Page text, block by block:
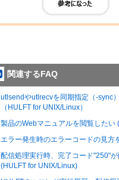
関連するFAQ
utlsendやutlrecvを同期指定（-sync
（HULFT for UNIX/Linux）
製品のWebマニュアルを閲覧したい
エラー発生時のエラーコードの見方
配信処理実行時、完了コード"250"
(HULFT for UNIX/Linux)